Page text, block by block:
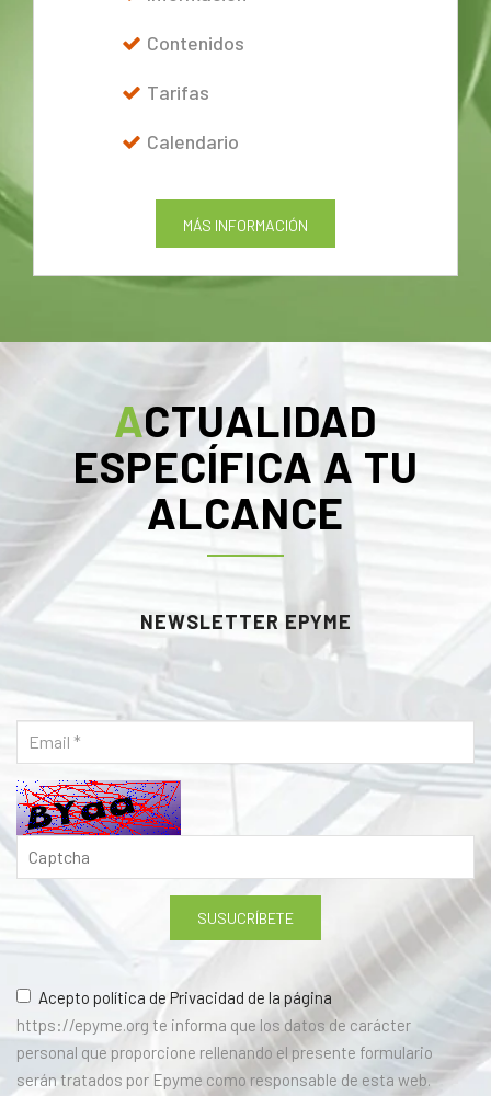
Contenidos
Tarifas
Calendario
MÁS INFORMACIÓN
ACTUALIDAD
ESPECÍFICA A TU
ALCANCE
NEWSLETTER EPYME
Acepto política de Privacidad de la página
https://epyme.org te informa que los datos de carácter
personal que proporcione rellenando el presente formulario
serán tratados por Epyme como responsable de esta web.